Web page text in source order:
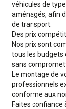
véhicules de
aménagés, afin
de transport.
Des prix
Nos prix sont
tous les budgets
sans
Le montage de
professionnels
conforme aux
Faites confiance